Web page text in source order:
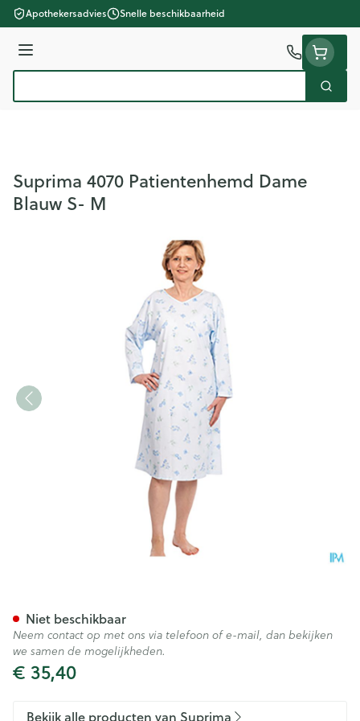
Ga naar de inhoud
Apothekersadvies Snelle beschikbaarheid
Menu
Zoek
Suprima 4070 Patientenhemd Dame
Blauw S- M
€ 35,40
Niet beschikbaar
Neem contact op met ons via telefoon of e-mail, dan bekijken
we samen de mogelijkheden.
Bekijk alle producten van Suprima